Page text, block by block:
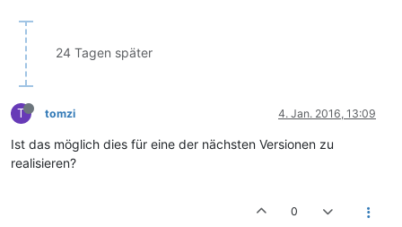
24 Tagen später
T tomzi 4. Jan. 2016, 13:09
Ist das möglich dies für eine der nächsten Versionen zu
realisieren?
0